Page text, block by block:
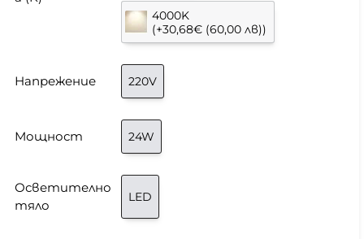
4000K
(+30,68€ (60,00 лв))
Напрежение 220V
Мощност 24W
Осветително
тяло
LED